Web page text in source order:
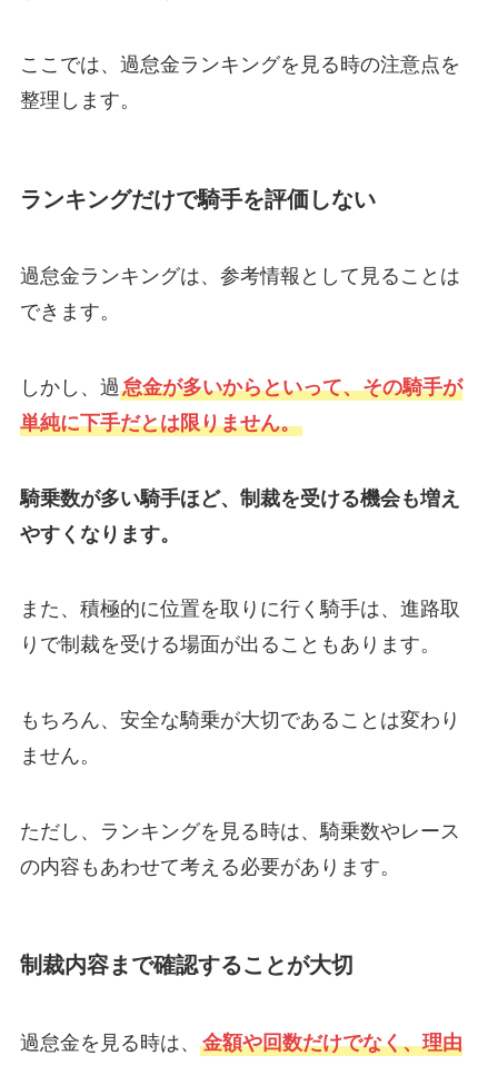
ここでは、過怠金ランキングを見る時の注意点を
整理します。
ランキングだけで騎手を評価しない
過怠金ランキングは、参考情報として見ることは
できます。
しかし、過怠金が多いからといって、その騎手が
単純に下手だとは限りません。
騎乗数が多い騎手ほど、制裁を受ける機会も増え
やすくなります。
また、積極的に位置を取りに行く騎手は、進路取
りで制裁を受ける場面が出ることもあります。
もちろん、安全な騎乗が大切であることは変わり
ません。
ただし、ランキングを見る時は、騎乗数やレース
の内容もあわせて考える必要があります。
制裁内容まで確認することが大切
過怠金を見る時は、 金額や回数だけでなく、理由